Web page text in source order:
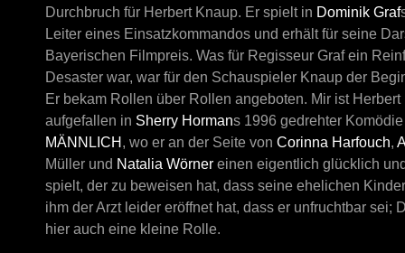
Durchbruch für Herbert Knaup. Er spielt in Dominik Graf
Leiter eines Einsatzkommandos und erhält für seine
Bayerischen Filmpreis. Was für Regisseur Graf ein
Desaster war, war für den Schauspieler Knaup der
Er bekam Rollen über Rollen angeboten. Mir ist
aufgefallen in Sherry Hormans 1996 gedrehter
MÄNNLICH , wo er an der Seite von Corinna Harfouch,
Müller und Natalia Wörner einen eigentlich glücklich
spielt, der zu beweisen hat, dass seine ehelichen
ihm der Arzt leider eröffnet hat, dass er unfruchtbar sei;
hier auch eine kleine Rolle.